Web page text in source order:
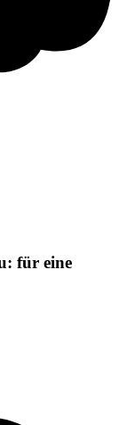
für eine